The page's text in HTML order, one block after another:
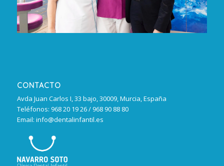
CONTACTO
Avda Juan Carlos I, 33 bajo, 30009, Murcia, España
Teléfonos: 968 20 19 26 / 968 90 88 80
Email: info@dentalinfantil.es